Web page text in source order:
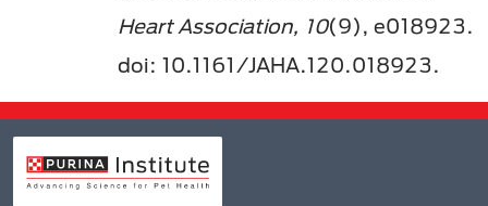
Heart Association, 10(9), e018923.
doi: 10.1161/JAHA.120.018923.